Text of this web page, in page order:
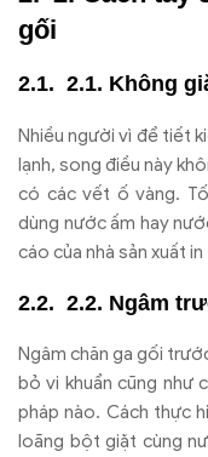
gối
2.1. Không
Nhiều người vì để tiết
lạnh, song điều này
có các vết ố vàng.
dùng nước ấm hay
cáo của nhà sản xuất
2.2. Ngâm
Ngâm chăn ga gối
bỏ vi khuẩn cũng như
pháp nào. Cách thực
loãng bột giặt cùng